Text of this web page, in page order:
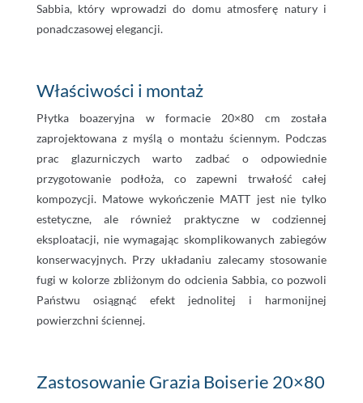
Sabbia, który wprowadzi do domu atmosferę natury i
ponadczasowej elegancji.
Właściwości i montaż
Płytka boazeryjna w formacie 20×80 cm została
zaprojektowana z myślą o montażu ściennym. Podczas
prac glazurniczych warto zadbać o odpowiednie
przygotowanie podłoża, co zapewni trwałość całej
kompozycji. Matowe wykończenie MATT jest nie tylko
estetyczne, ale również praktyczne w codziennej
eksploatacji, nie wymagając skomplikowanych zabiegów
konserwacyjnych. Przy układaniu zalecamy stosowanie
fugi w kolorze zbliżonym do odcienia Sabbia, co pozwoli
Państwu osiągnąć efekt jednolitej i harmonijnej
powierzchni ściennej.
Zastosowanie Grazia Boiserie 20×80